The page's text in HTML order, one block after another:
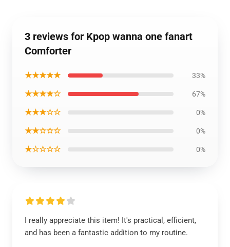
3 reviews for Kpop wanna one fanart
Comforter
★★★★★ 33%
★★★★☆ 67%
★★★☆☆ 0%
★★☆☆☆ 0%
★☆☆☆☆ 0%
I really appreciate this item! It's practical, efficient,
and has been a fantastic addition to my routine.